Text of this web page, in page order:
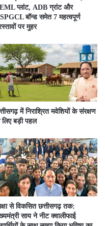
प्लांट, ADB ग्रांट और
बॉन्ड समेत 7 महत्वपूर्ण
पर मुहर
में निराश्रित मवेशियों के संरक्षण
बड़ी पहल
से विकसित छत्तीसगढ़ तक:
साय ने नीट क्वालीफाई